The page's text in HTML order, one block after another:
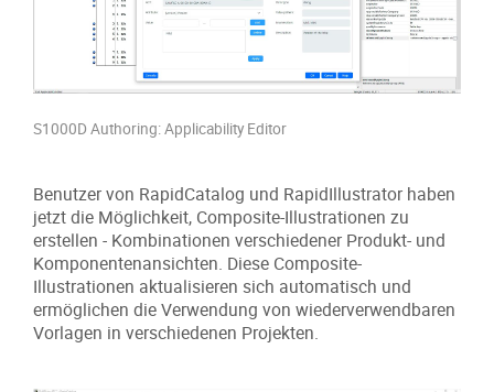
S1000D Authoring: Applicability Editor
Benutzer von RapidCatalog und RapidIllustrator haben
jetzt die Möglichkeit, Composite-Illustrationen zu
erstellen - Kombinationen verschiedener Produkt- und
Komponentenansichten. Diese Composite-
Illustrationen aktualisieren sich automatisch und
ermöglichen die Verwendung von wiederverwendbaren
Vorlagen in verschiedenen Projekten.